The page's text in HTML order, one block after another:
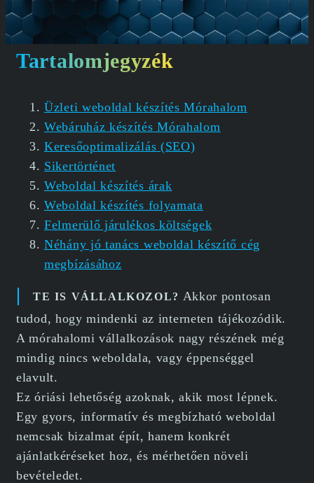
Tartalomjegyzék
Üzleti weboldal készítés Mórahalom
Webáruház készítés Mórahalom
Keresőoptimalizálás (SEO)
Sikertörténet
Weboldal készítés árak
Weboldal készítés folyamata
Felmerülő járulékos költségek
Néhány jó tanács weboldal készítő cég
megbízásához
TE IS VÁLLALKOZOL? Akkor pontosan
tudod, hogy mindenki az interneten tájékozódik.
A mórahalomi vállalkozások nagy részének még
mindig nincs weboldala, vagy éppenséggel
elavult.
Ez óriási lehetőség azoknak, akik most lépnek.
Egy gyors, informatív és megbízható weboldal
nemcsak bizalmat épít, hanem konkrét
ajánlatkéréseket hoz, és mérhetően növeli
bevételedet.